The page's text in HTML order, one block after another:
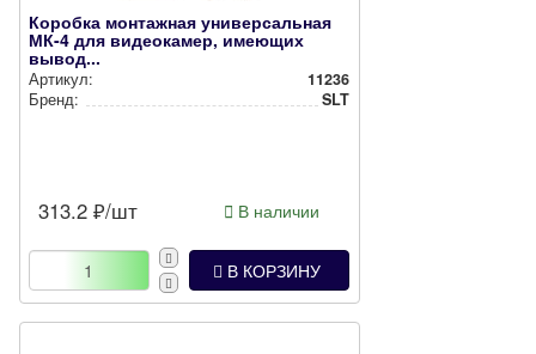
Коробка монтажная универсальная
МК-4 для видеокамер, имеющих
вывод...
Артикул:
11236
Бренд:
SLT
313.2 ₽/шт В наличии
В КОРЗИНУ